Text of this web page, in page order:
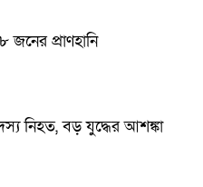
প্রাণহানি
নিহত, বড় যুদ্ধের আশঙ্কা